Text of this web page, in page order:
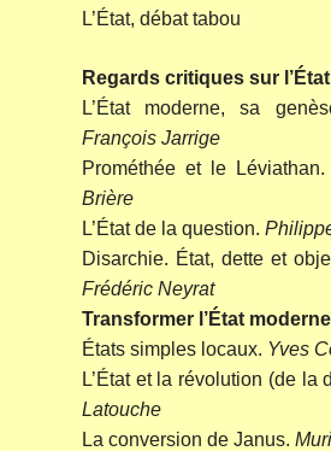
L’État, débat tabou
Regards critiques sur
L’État moderne, sa
François Jarrige
Prométhée et le Léviathan.
Brière
L’État de la question.
Disarchie. État, dette et
Frédéric Neyrat
Transformer l’État moderne
États simples locaux. Yves
L’État et la révolution (de la
Latouche
La conversion de Janus.